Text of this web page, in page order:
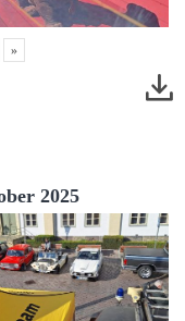
»
2025